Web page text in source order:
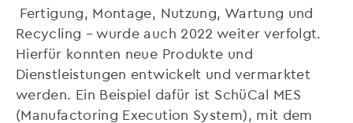
Fertigung, Montage, Nutzung, Wartung und
Recycling – wurde auch 2022 weiter verfolgt.
Hierfür konnten neue Produkte und
Dienstleistungen entwickelt und vermarktet
werden. Ein Beispiel dafür ist SchüCal MES
(Manufactoring Execution System), mit dem